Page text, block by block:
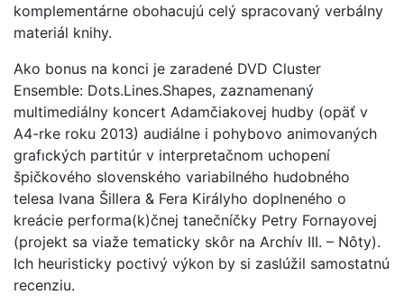
komplementárne obohacujú celý spracovaný verbálny
materiál knihy.
Ako bonus na konci je zaradené DVD Cluster
Ensemble: Dots.Lines.Shapes, zaznamenaný
multimediálny koncert Adamčiakovej hudby (opäť v
A4-rke roku 2013) audiálne i pohybovo animovaných
grafıckých partitúr v interpretačnom uchopení
špičkového slovenského variabilného hudobného
telesa Ivana Šillera & Fera Királyho doplneného o
kreácie performa(k)čnej tanečníčky Petry Fornayovej
(projekt sa viaže tematicky skôr na Archív III. – Nôty).
Ich heuristicky poctivý výkon by si zaslúžil samostatnú
recenziu.